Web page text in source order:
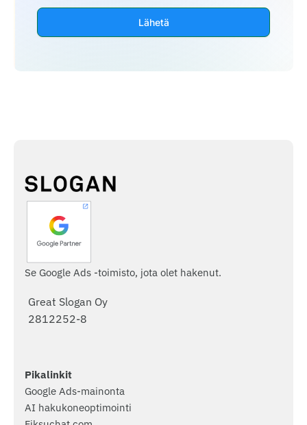
Lähetä
Se Google Ads -toimisto, jota olet hakenut.
Great Slogan Oy
2812252-8
Pikalinkit
Google Ads-mainonta
AI hakukoneoptimointi